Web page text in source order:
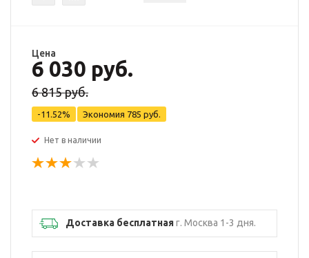
Цена
6 030 руб.
6 815 руб.
-11.52% Экономия 785 руб.
Нет в наличии
Доставка бесплатнаяг. Москва 1-3 дня.